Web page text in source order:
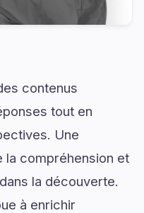
contenus
tout en
Une
la compréhension et
la découverte.
à enrichir